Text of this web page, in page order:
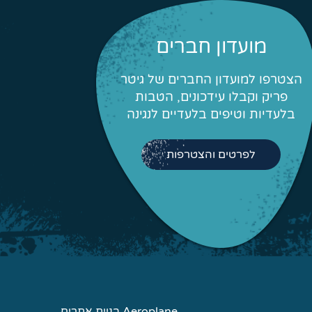
מועדון חברים
הצטרפו למועדון החברים של גיטר
פריק וקבלו עידכונים, הטבות
בלעדיות וטיפים בלעדיים לנגינה
לפרטים והצטרפות